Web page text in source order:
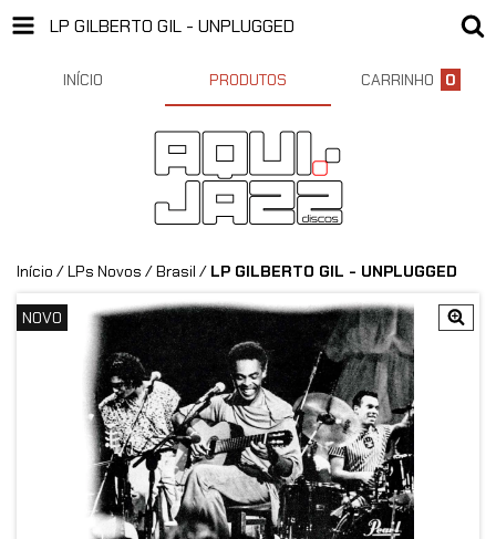
LP GILBERTO GIL - UNPLUGGED
INÍCIO PRODUTOS CARRINHO 0
Início /LPs Novos /Brasil / LP GILBERTO GIL - UNPLUGGED
NOVO